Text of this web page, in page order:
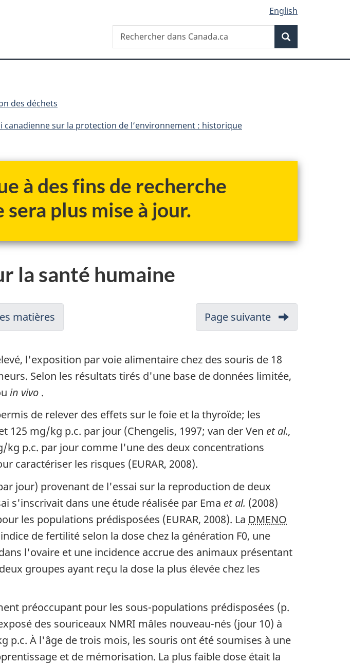
sujet
HTML
English
Recherche
Rechercher
dans
des déchets
canadienne sur la protection de l’environnement : historique
à des fins de recherche
plus mise à jour.
la santé humaine
matières
Ébauche
préalable
du
(HBCD)
Page suivante
Conclusion
l'exposition par voie alimentaire chez des souris de 18
Selon les résultats tirés d'une base de données limitée,
in vivo .
de relever des effets sur le foie et la thyroïde; les
mg/kg p.c. par jour (Chengelis, 1997; van der Ven et al.,
kg p.c. par jour comme l'une des deux concentrations
caractériser les risques (EURAR, 2008).
jour) provenant de l'essai sur la reproduction de deux
s'inscrivait dans une étude réalisée par Ema et al. (2008)
les populations prédisposées (EURAR, 2008). La DMENO
de fertilité selon la dose chez la génération F0, une
l'ovaire et une incidence accrue des animaux présentant
groupes ayant reçu la dose la plus élevée chez les
préoccupant pour les sous-populations prédisposées (p.
des souriceaux NMRI mâles nouveau-nés (jour 10) à
p.c. À l'âge de trois mois, les souris ont été soumises à une
et de mémorisation. La plus faible dose était la